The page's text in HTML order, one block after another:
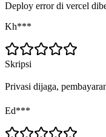
Deploy error di vercel
Kh***
Skripsi
Privasi dijaga,
Ed***